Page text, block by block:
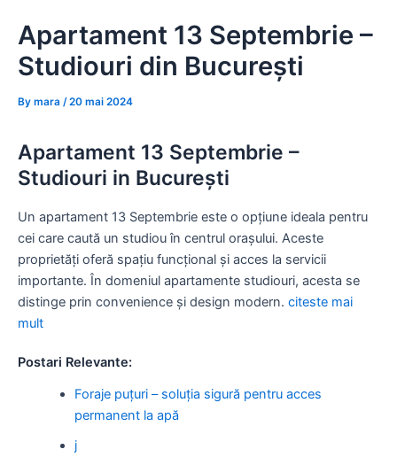
content
Apartament 13 Septembrie –
Studiouri din București
By mara /20 mai 2024
Apartament 13 Septembrie –
Studiouri in București
Un apartament 13 Septembrie este o opțiune ideala pentru
cei care caută un studiou în centrul orașului. Aceste
proprietăți oferă spațiu funcțional și acces la servicii
importante. În domeniul apartamente studiouri, acesta se
distinge prin convenience și design modern. citeste mai
mult
Postari Relevante:
Foraje puțuri – soluția sigură pentru acces
permanent la apă
j